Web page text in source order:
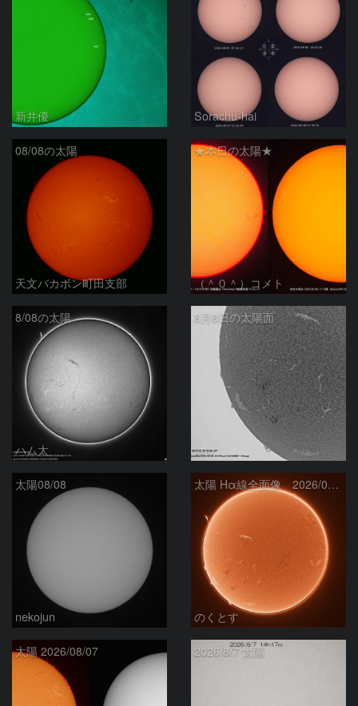
新井優 Sorachu-hai
08/08の太陽
天文バカボン町田支部
★本日の太陽★
（＾０＾）コメト
8/08の太陽
ハム太
8月8日の太陽面
ta-o
太陽08/08
nekojun
太陽 Hα線全面像 2026/08/08
のくとす
太陽 2026/08/07 2026/8/7 太陽